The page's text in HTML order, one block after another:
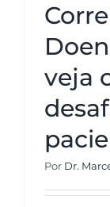
Mistérios
Inovação
veja
Por Dr.